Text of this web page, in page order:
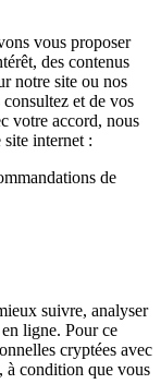
vous proposer
des contenus
notre site ou nos
et de vos
votre accord, nous
site internet :
de
suivre, analyser
ligne. Pour ce
cryptées avec
à condition que vous